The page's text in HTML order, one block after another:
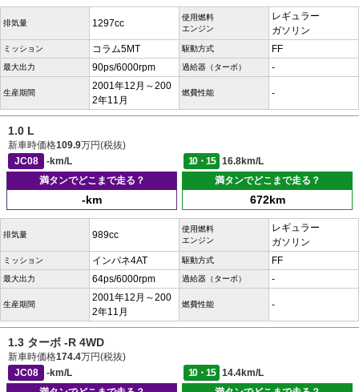
排気量 1297cc
使用燃料
エンジン
レギュラー
ガソリン
ミッション コラム5MT 駆動方式 FF
最大出力 90ps/6000rpm 過給器（ターボ） -
生産期間
2001年12月～200
2年11月
燃費性能 -
1.0 L
新車時価格109.9万円(税抜)
JC08
-km/L 10・15
16.8km/L
満タンでどこまで走る？
-km
満タンでどこまで走る？
672km
排気量 989cc
使用燃料
エンジン
レギュラー
ガソリン
ミッション インパネ4AT 駆動方式 FF
最大出力 64ps/6000rpm 過給器（ターボ） -
生産期間
2001年12月～200
2年11月
燃費性能 -
1.3 ターボ -R 4WD
新車時価格174.4万円(税抜)
JC08
-km/L 10・15
14.4km/L